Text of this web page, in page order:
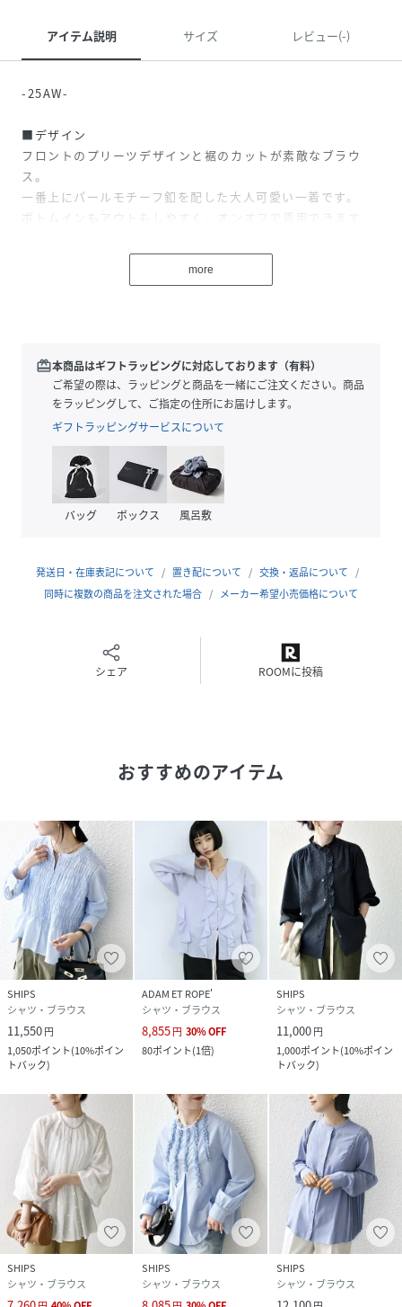
アイテム説明 サイズ レビュー(-)
-25AW-
■デザイン
フロントのプリーツデザインと裾のカットが素敵なブラウ
ス。
一番上にパールモチーフ釦を配した大人可愛い一着です。
ボトムインもアウトもしやすく、オンオフで着用できます。
柔らかなシアー素材で、ほのかな透け感が上品で大人な印象
■コーディネート
タックパンツに合わせて通勤コーデや、デニムに合わせてカ
ジュアルにも◎
■お問い合わせ品番：311-11-2102
-------------------------------------
透け感：有
光沢感：有
-------------------------------------
オフホワイト：164cm着用サイズ：ONESIZE
ピンク：164cm着用サイズ：ONESIZE
ライトブルー：159cm着用サイズ：ONESIZE
性別タイプ レディース
原産国
素材 再生繊維(セルロース)75%、 ナイロン25%
サイズ ONE SIZE
311112102-32-99 NT4135
more
redeem本商品はギフトラッピングに対応しております（有料）
ご希望の際は、ラッピングと商品を一緒にご注文ください。商品
をラッピングして、ご指定の住所にお届けします。
ギフトラッピングサービスについて
バッグ ボックス 風呂敷
発送日・在庫表記について 置き配について
交換・返品について
同時に複数の商品を注文された場合
メーカー希望小売価格について
シェア ROOMに投稿
おすすめのアイテム
SHIPS
シャツ・ブラウス
11,550円
1,050ポイント(10%ポイン
トバック)
ADAM ET ROPE'
シャツ・ブラウス
8,855円 30%OFF
80ポイント(1倍)
SHIPS
シャツ・ブラウス
11,000円
1,000ポイント(10%ポイン
トバック)
SHIPS
シャツ・ブラウス
SHIPS
シャツ・ブラウス
SHIPS
シャツ・ブラウス